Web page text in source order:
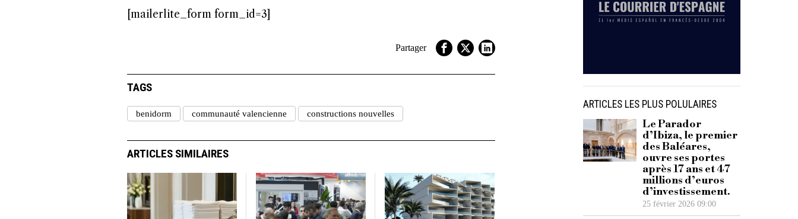
[mailerlite_form form_id=3]
Partager
TAGS
benidorm communauté valencienne constructions nouvelles
ARTICLES SIMILAIRES
ARTICLES LES PLUS POLULAIRES
Le Parador
d’Ibiza, le premier
des Baléares,
ouvre ses portes
après 17 ans et 47
millions d’euros
d’investissement.
25 février 2026 09:00